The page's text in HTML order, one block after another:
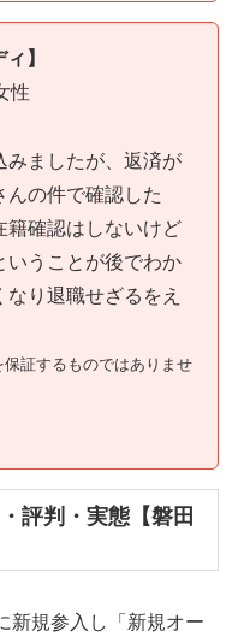
】
性
みましたが、返済が
んの件で確認した
籍確認はしないけど
いうことが後でわか
り退職せざるをえ
証するものではありませ
評判・実態【磐田
新規参入し「新規オー